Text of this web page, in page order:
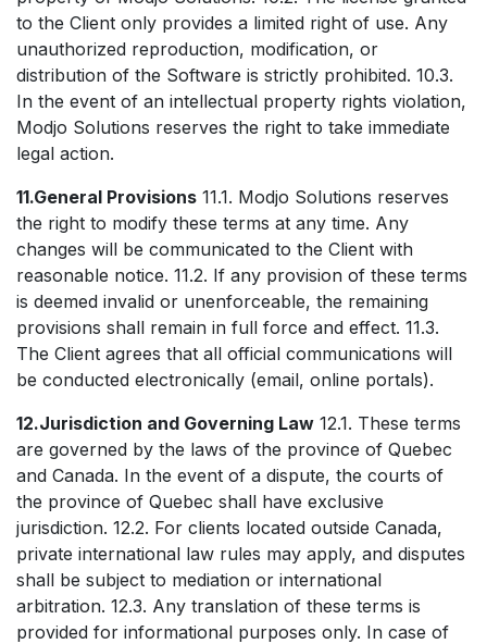
to the Client only provides a limited right of use. Any
unauthorized reproduction, modification, or
distribution of the Software is strictly prohibited. 10.3.
In the event of an intellectual property rights violation,
Modjo Solutions reserves the right to take immediate
legal action.
11.General Provisions 11.1. Modjo Solutions reserves
the right to modify these terms at any time. Any
changes will be communicated to the Client with
reasonable notice. 11.2. If any provision of these terms
is deemed invalid or unenforceable, the remaining
provisions shall remain in full force and effect. 11.3.
The Client agrees that all official communications will
be conducted electronically (email, online portals).
12.Jurisdiction and Governing Law 12.1. These terms
are governed by the laws of the province of Quebec
and Canada. In the event of a dispute, the courts of
the province of Quebec shall have exclusive
jurisdiction. 12.2. For clients located outside Canada,
private international law rules may apply, and disputes
shall be subject to mediation or international
arbitration. 12.3. Any translation of these terms is
provided for informational purposes only. In case of